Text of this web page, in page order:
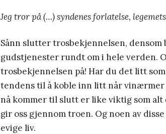
Jeg tror på (…) syndenes forlatelse,
Sånn slutter trosbekjennelsen,
gudstjenester rundt om i hele verden.
trosbekjennelsen på! Har du det litt
tendens til å koble inn litt når vinærmer
nå kommer til slutt er like viktig som
gir oss gjennom troen. Og noen av
evige liv.